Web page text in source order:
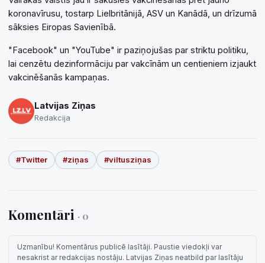
koronavīrusu, tostarp Lielbritānijā, ASV un Kanādā, un drīzumā
sāksies Eiropas Savienībā.
"Facebook" un "YouTube" ir paziņojušas par striktu politiku,
lai cenzētu dezinformāciju par vakcīnām un centieniem izjaukt
vakcinēšanās kampaņas.
Latvijas Ziņas
Redakcija
#Twitter #ziņas #viltusziņas
Komentāri · 0
Uzmanību! Komentārus publicē lasītāji. Paustie viedokļi var
nesakrist ar redakcijas nostāju. Latvijas Ziņas neatbild par lasītāju